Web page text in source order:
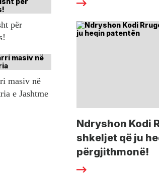
për
masiv në
e Jashtme
Ndryshon Kodi
shkeljet që ju
përgjithmonë!